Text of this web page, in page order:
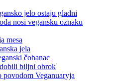
jelo ostaju gladni
nosi vegansku oznaku
mesa
jela
čobanac
biljni obrok
Veganuaryja